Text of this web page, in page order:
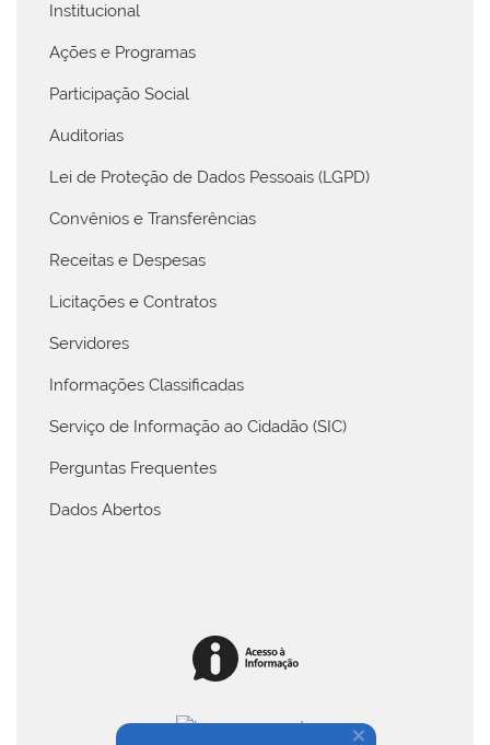
Institucional
Ações e Programas
Participação Social
Auditorias
Lei de Proteção de Dados Pessoais (LGPD)
Convênios e Transferências
Receitas e Despesas
Licitações e Contratos
Servidores
Informações Classificadas
Serviço de Informação ao Cidadão (SIC)
Perguntas Frequentes
Dados Abertos